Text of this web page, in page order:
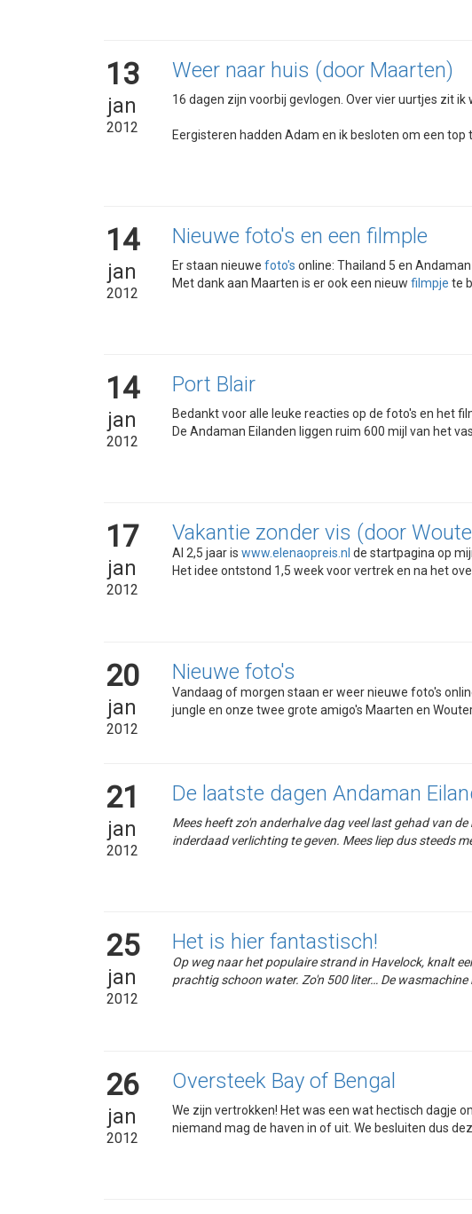
13
jan
2012
Weer naar huis (door Maarten)
16 dagen zijn voorbij gevlogen. Over vier uurtjes zit
Eergisteren hadden Adam en ik besloten om een top
14
jan
2012
Nieuwe foto's en een filmple
Er staan nieuwe foto's online: Thailand 5 en Andaman
Met dank aan Maarten is er ook een nieuw filmpje te
14
jan
2012
Port Blair
Bedankt voor alle leuke reacties op de foto's en het
De Andaman Eilanden liggen ruim 600 mijl van het
17
jan
2012
Vakantie zonder vis (door
Al 2,5 jaar is www.elenaopreis.nl de startpagina op
Het idee ontstond 1,5 week voor vertrek en na het
20
jan
2012
Nieuwe foto's
Vandaag of morgen staan er weer nieuwe foto's
jungle en onze twee grote amigo's Maarten en
21
jan
2012
De laatste dagen Andaman
Mees heeft zo'n anderhalve dag veel last gehad van
inderdaad verlichting te geven. Mees liep dus steeds
25
jan
2012
Het is hier fantastisch!
Op weg naar het populaire strand in Havelock, knalt
prachtig schoon water. Zo'n 500 liter… De
26
jan
2012
Oversteek Bay of Bengal
We zijn vertrokken! Het was een wat hectisch dagje
niemand mag de haven in of uit. We besluiten dus